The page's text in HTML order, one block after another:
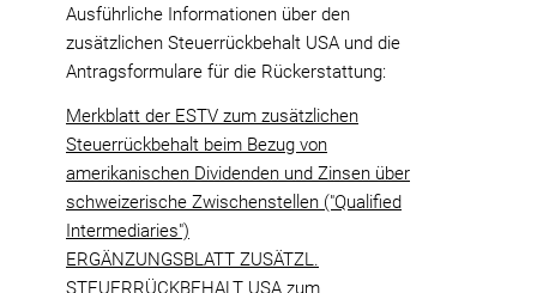
Ausführliche Informationen über den
zusätzlichen Steuerrückbehalt USA und die
Antragsformulare für die Rückerstattung:
Merkblatt der ESTV zum zusätzlichen
Steuerrückbehalt beim Bezug von
amerikanischen Dividenden und Zinsen über
schweizerische Zwischenstellen ("Qualified
Intermediaries")
ERGÄNZUNGSBLATT ZUSÄTZL.
STEUERRÜCKBEHALT USA zum